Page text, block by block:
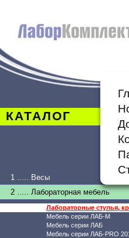
КАТАЛОГ
1 ..... Весы
2 ..... Лабораторная мебель
Лабораторные стулья,
Мебель серии ЛАБ-М
Мебель серии ЛАБ
Мебель серии ЛАБ-PRO